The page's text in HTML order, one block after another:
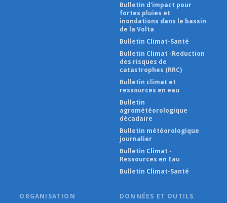
Bulletin d'impact pour
fortes pluies et
inondations dans le bassin
de la Volta
Bulletin Climat-Santé
Bulletin Climat -Reduction
des risques de
catastrophes (RRC)
Bulletin climat et
ressources en eau
Bulletin
agrométéorologique
décadaire
Bulletin météorologique
journalier
Bulletin Climat -
Ressources en Eau
Bulletin Climat-Santé
ORGANISATION DONNÉES ET OUTILS